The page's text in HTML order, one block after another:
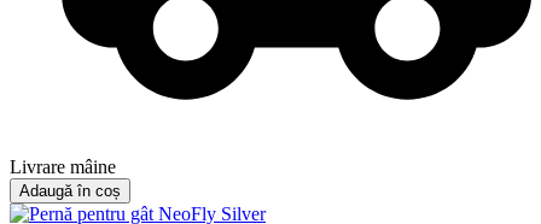
Livrare mâine
Adaugă în coș